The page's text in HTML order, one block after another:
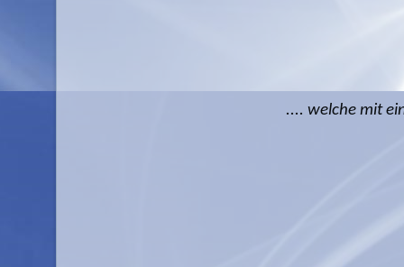
.... welche mit